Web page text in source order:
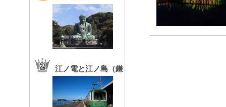
江ノ電と江ノ島（鎌
倉高校前駅）